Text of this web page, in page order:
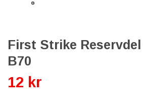
First Strike Reservdel
B70
12 kr